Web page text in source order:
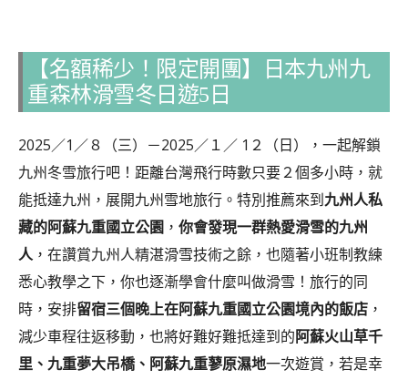
【名額稀少！限定開團】日本九州九
重森林滑雪冬日遊5日
2025／1／８（三）－2025／１／ 1２（日），一起解鎖
九州冬雪旅行吧！距離台灣飛行時數只要２個多小時，就
能抵達九州，展開九州雪地旅行。特別推薦來到九州人私
藏的阿蘇九重國立公園 ， 你會發現一群熱愛滑雪的九州
人，在讚賞九州人精湛滑雪技術之餘，也隨著小班制教練
悉心教學之下，你也逐漸學會什麼叫做滑雪！旅行的同
時，安排留宿三個晚上在阿蘇九重國立公園境內的飯店 ，
減少車程往返移動，也將好難好難抵達到的阿蘇火山草千
里、九重夢大吊橋、阿蘇九重蓼原濕地一次遊賞，若是幸